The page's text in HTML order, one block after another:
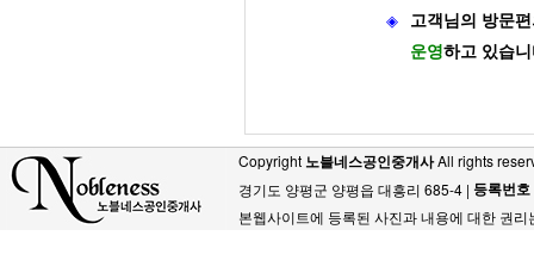
◈
고객님의 방문
운영하고 있습
Copyright 노블네스공인중개사All rights
경기도 양평군 양평읍 대흥리 685-4 | 등록번호
본웹사이트에 등록된 사진과 내용에 대한 권